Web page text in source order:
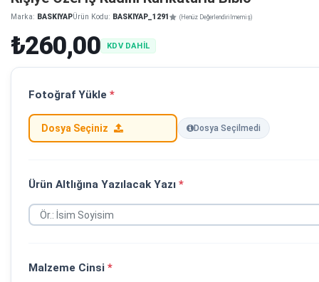
Marka: BASKIYAPÜrün Kodu: BASKIYAP_1291 (Henüz Değerlendirilmemiş)
₺260,00 KDV DAHİL
Fotoğraf Yükle *
Dosya Seçiniz Dosya Seçilmedi
Ürün Altlığına Yazılacak Yazı *
Malzeme Cinsi *